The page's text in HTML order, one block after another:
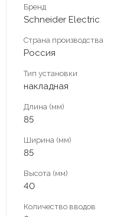
Бренд
Schneider Electric
Страна производства
Россия
Тип установки
накладная
Длина (мм)
85
Ширина (мм)
85
Высота (мм)
40
Количество вводов